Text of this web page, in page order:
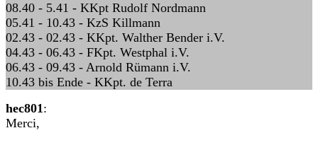
08.40 - 5.41 - KKpt Rudolf Nordmann
05.41 - 10.43 - KzS Killmann
02.43 - 02.43 - KKpt. Walther Bender i.V.
04.43 - 06.43 - FKpt. Westphal i.V.
06.43 - 09.43 - Arnold Rümann i.V.
10.43 bis Ende - KKpt. de Terra
hec801:
Merci,